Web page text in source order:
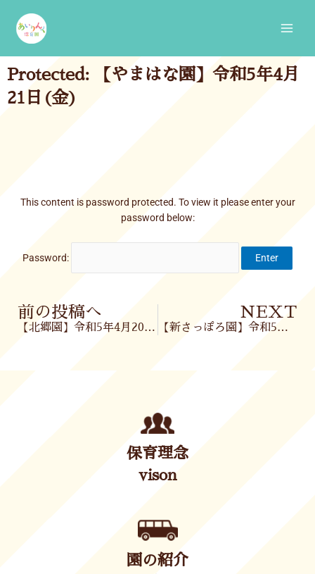
content
Protected: 【やまはな園】令和5年4月
21日(金)
This content is password protected. To view it please enter your
password below:
Password:
Prev
前の投稿へ
【北郷園】令和5年4月20日(木)
NEXT
【新さっぽろ園】令和5年4月21日(金)
保育理念
vison
園の紹介